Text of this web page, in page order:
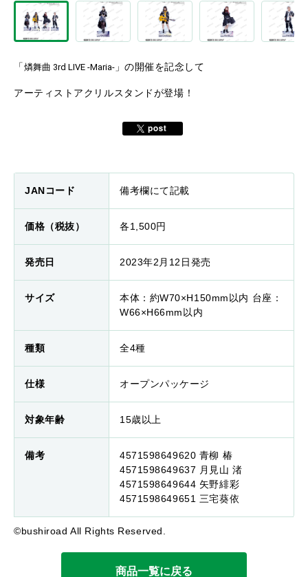
「 燐舞曲 3rd LIVE -Maria-」の開催を記念して
アーティストアクリルスタンドが登場！
JANコード 備考欄にて記載
価格（税抜） 各1,500円
発売日 2023年2月12日発売
サイズ
本体：約W70×H150mm以内 台座：
W66×H66mm以内
種類 全4種
仕様 オープンパッケージ
対象年齢 15歳以上
備考
4571598649620 青柳 椿
4571598649637 月見山 渚
4571598649644 矢野緋彩
4571598649651 三宅葵依
©bushiroad All Rights Reserved.
商品一覧に戻る